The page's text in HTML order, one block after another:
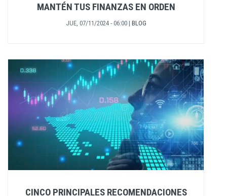
MANTÉN TUS FINANZAS EN ORDEN
JUE, 07/11/2024 - 06:00 | BLOG
CINCO PRINCIPALES RECOMENDACIONES